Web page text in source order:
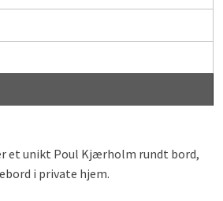
et unikt Poul Kjærholm rundt bord,
i private hjem.